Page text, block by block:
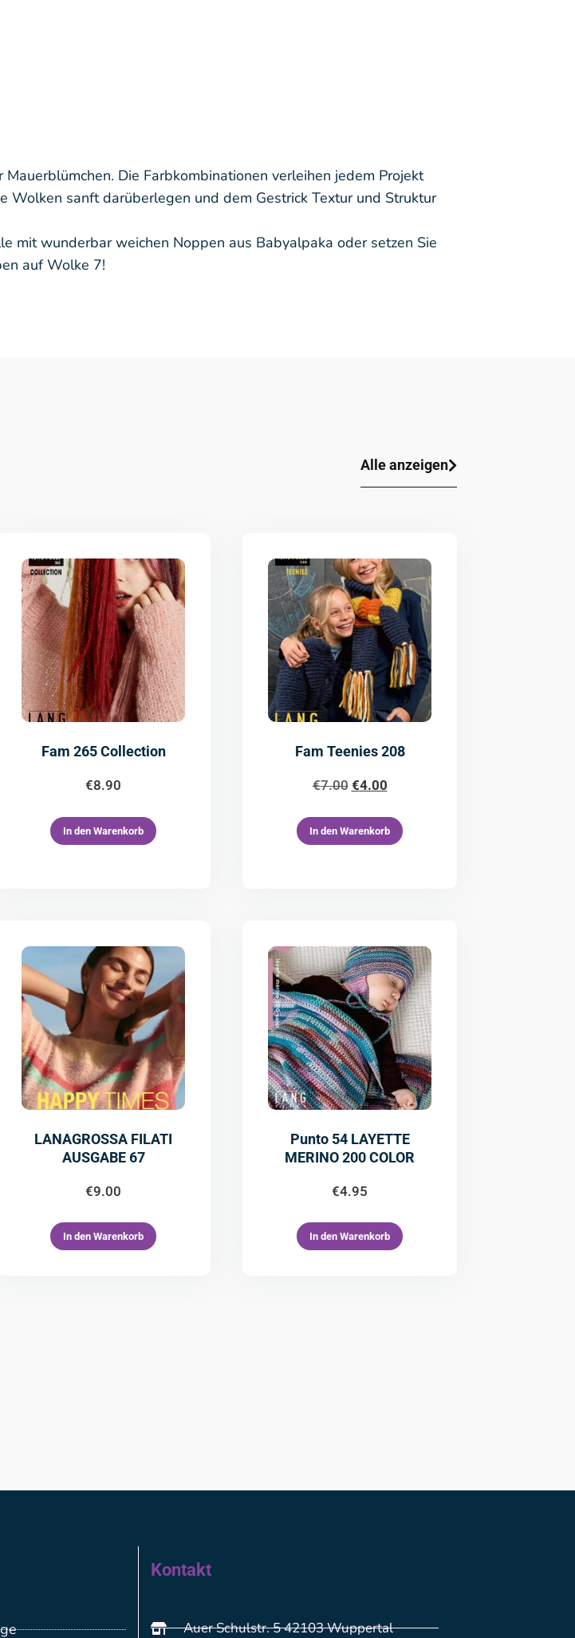
Die Farbkombinationen verleihen jedem Projekt
sanft darüberlegen und dem Gestrick Textur und Struktur
mit wunderbar weichen Noppen aus Babyalpaka oder setzen Sie
auf Wolke 7!
Alle anzeigen
Fam 265 Collection
€8.90
In den Warenkorb
Fam Teenies 208
€7.00 €4.00
In den Warenkorb
LANAGROSSA FILATI
AUSGABE 67
€9.00
In den Warenkorb
Punto 54 LAYETTE
MERINO 200 COLOR
€4.95
In den Warenkorb
Kontakt
Auer Schulstr. 5 42103 Wuppertal